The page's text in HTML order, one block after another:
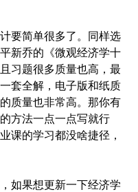
要简单很多了。同样选
新乔的《微观经济学十
习题很多质量也高，最
套全解，电子版和纸质
质量也非常高。那你有
方法一点一点写就行
课的学习都没啥捷径，
如果想更新一下经济学